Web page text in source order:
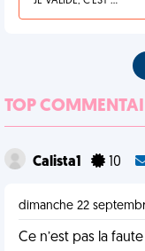
TOP
Calista1 10
dimanche 22
Ce n’est pas la